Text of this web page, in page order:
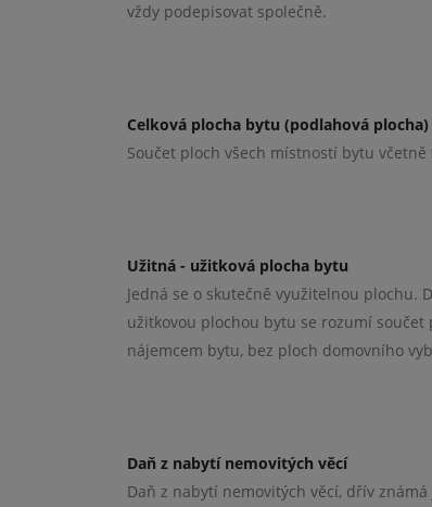
vždy podepisovat společně.
Celková plocha bytu (podlahová plocha)
Součet ploch všech místností bytu včetně
Užitná - užitková plocha bytu
Jedná se o skutečně využitelnou plochu.
užitkovou plochou bytu se rozumí
nájemcem bytu, bez ploch domovního
Daň z nabytí nemovitých věcí
Daň z nabytí nemovitých věcí, dřív